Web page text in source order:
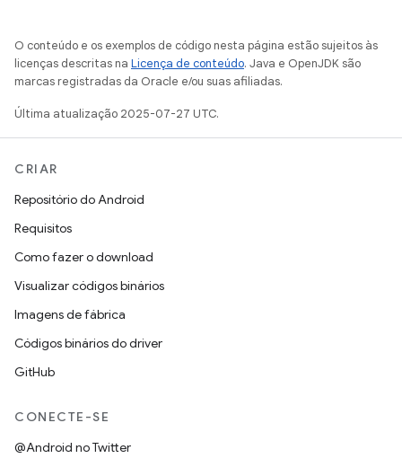
O conteúdo e os exemplos de código nesta página estão sujeitos às
licenças descritas na Licença de conteúdo. Java e OpenJDK são
marcas registradas da Oracle e/ou suas afiliadas.
Última atualização 2025-07-27 UTC.
CRIAR
Repositório do Android
Requisitos
Como fazer o download
Visualizar códigos binários
Imagens de fábrica
Códigos binários do driver
GitHub
CONECTE-SE
@Android no Twitter